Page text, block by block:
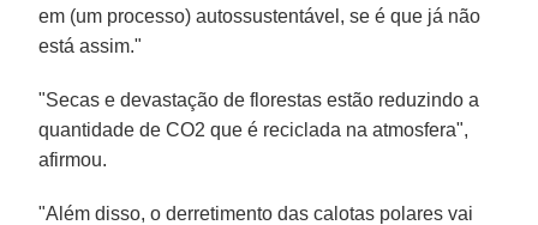
em (um processo) autossustentável, se é que já não
está assim."
"Secas e devastação de florestas estão reduzindo a
quantidade de CO2 que é reciclada na atmosfera",
afirmou.
"Além disso, o derretimento das calotas polares vai